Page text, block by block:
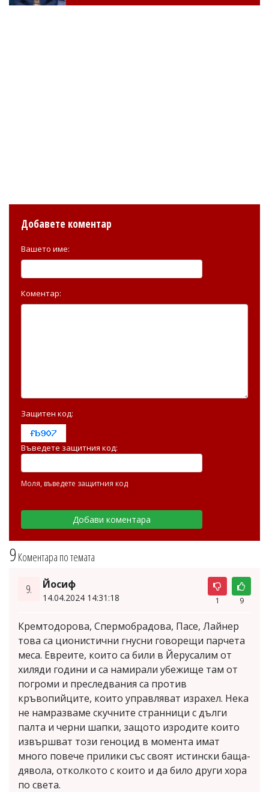
9Коментара по темата
9. Йосиф
14.04.2024 14:31:18 1 9
Кремтодорова, Спермобрадова, Пасе, Лайнер
това са ционистични гнусни говорещи парчета
меса. Евреите, които са били в Йерусалим от
хиляди години и са намирали убежище там от
погроми и преследвания са против
кръвопийците, които управляват израхел. Нека
не намразваме скучните странници с дълги
палта и черни шапки, защото изродите които
извършват този геноцид в момента имат
много повече прилики със своят истински баща-
дявола, отколкото с които и да било други хора
по света.
Добавете коментар
Вашето име:
Коментар:
Защитен код:
Въведете защитния код:
Моля, въведете защитния код